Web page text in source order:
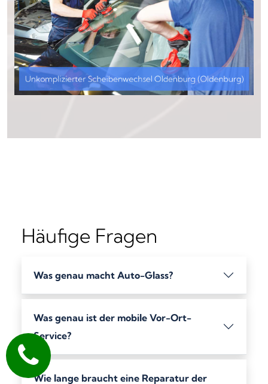
Häufige Fragen
Was genau macht Auto-Glass?
Was genau ist der mobile Vor-Ort-
Service?
Wie lange braucht eine Reparatur der